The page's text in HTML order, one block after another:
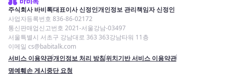
주식회사 바비톡대표이사 신정인개인정보 관리책임자 신정인
사업자등록번호 836-86-02172
통신판매업신고번호 2021-서울강남-03497
서울특별시 서초구 강남대로 363 363강남타워 11층
이메일 cs@babitalk.com
서비스 이용약관개인정보 처리 방침위치기반 서비스 이용약관
명예훼손 게시중단 요청